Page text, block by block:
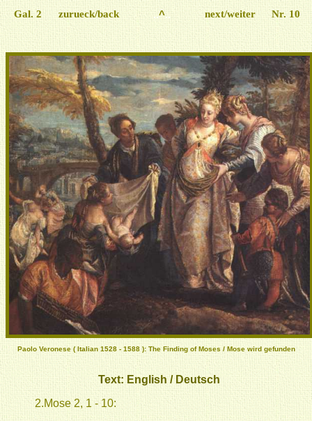
Gal. 2 zurueck/back ..^.. next/weiter Nr. 10
Paolo Veronese ( Italian 1528 - 1588 ): The Finding of Moses / Mose wird gefunden
Text:English/Deutsch
2.Mose 2, 1 - 10: